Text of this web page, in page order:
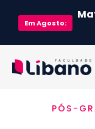
EmAgosto:
EmentaPÓS-